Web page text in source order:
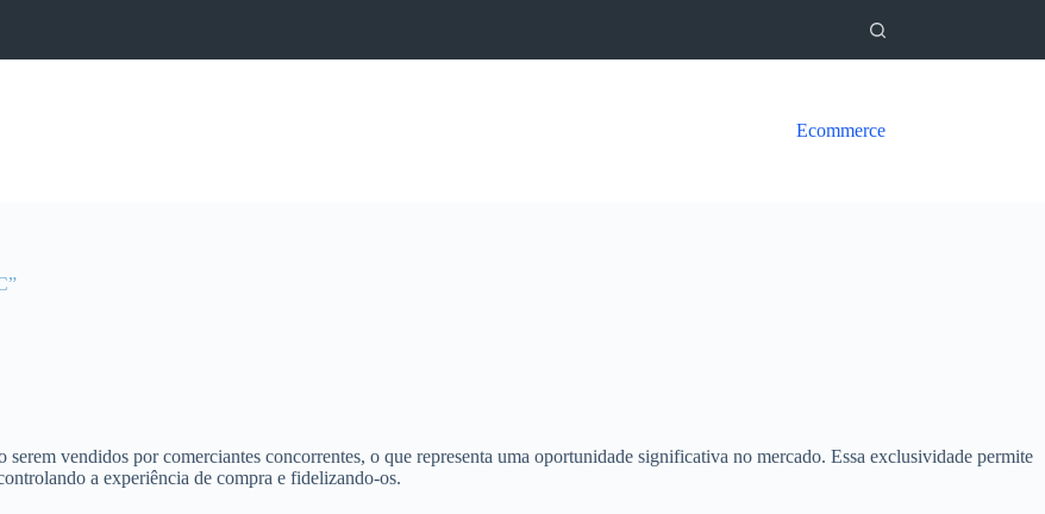
Ecommerce
vendidos por comerciantes concorrentes, o que representa uma oportunidade significativa no mercado. Essa exclusividade permite
a experiência de compra e fidelizando-os.